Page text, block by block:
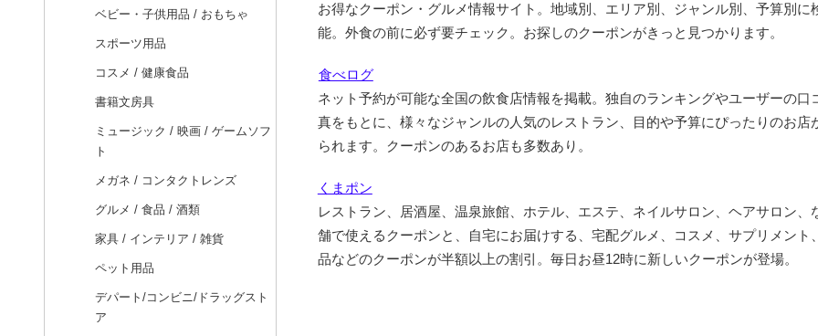
ベビー・子供用品 / おもちゃ
スポーツ用品
コスメ / 健康食品
書籍文房具
ミュージック / 映画 / ゲームソフ
ト
メガネ / コンタクトレンズ
グルメ / 食品 / 酒類
家具 / インテリア / 雑貨
ペット用品
デパート/コンビニ/ドラッグスト
ア
お得なクーポン・グルメ情報サイト。地域別、エリア別、ジャンル別、予算別に
能。外食の前に必ず要チェック。お探しのクーポンがきっと見つかります。
食べログ
ネット予約が可能な全国の飲食店情報を掲載。独自のランキングやユーザーの口
真をもとに、様々なジャンルの人気のレストラン、目的や予算にぴったりのお店
られます。クーポンのあるお店も多数あり。
くまポン
レストラン、居酒屋、温泉旅館、ホテル、エステ、ネイルサロン、ヘアサロン、
舗で使えるクーポンと、自宅にお届けする、宅配グルメ、コスメ、サプリメント
品などのクーポンが半額以上の割引。毎日お昼12時に新しいクーポンが登場。